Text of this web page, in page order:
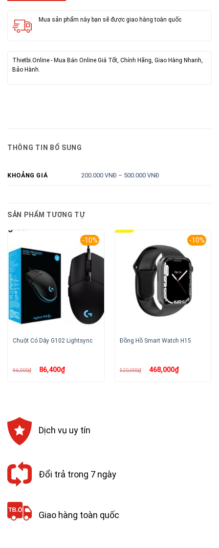
Mua sản phẩm này bạn sẽ được giao hàng toàn quốc
Thietbi.Online - Mua Bán Online Giá Tốt, Chính Hãng, Giao Hàng Nhanh,
Bảo Hành.
THÔNG TIN BỔ SUNG
KHOẢNG GIÁ 200.000 VNĐ – 500.000 VNĐ
SẢN PHẨM TƯƠNG TỰ
-10%
Chuột Có Dây G102 Lightsync
96,000₫ Giá
gốc86,400₫Giá
-10%
Đồng Hồ Smart Watch H15
520,000₫ Giá
gốc
468,000₫Giá
Dịch vụ uy tín
Đổi trả trong 7 ngày
Giao hàng toàn quốc